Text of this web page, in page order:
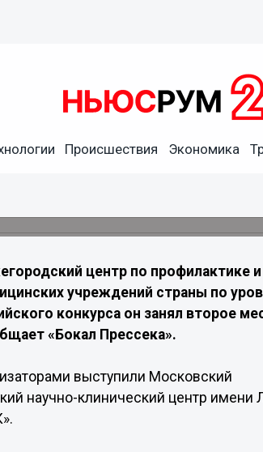
Происшествия Экономика
одним из лидеров
центр по профилактике и
учреждений страны по
конкурса он занял второе
«Бокал Прессека».
выступили Московский
научно-клинический центр имени